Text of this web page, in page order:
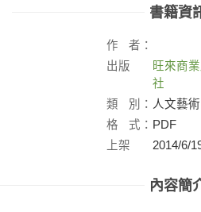
書籍資
作
者：
出版
旺來商
社
類
別： 人文藝術
格
式： PDF
上架
2014/6/
內容簡